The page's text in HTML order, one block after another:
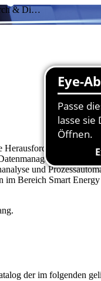
& Di…
Alle
und
und
im Bereich Smart
der im folgenden